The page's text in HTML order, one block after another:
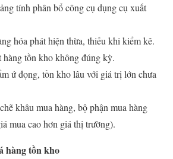
tính phân bổ công cụ dụng cụ xuất
hóa phát hiện thừa, thiếu khi kiểm kê.
hàng tồn kho không đúng kỳ.
ứ đọng, tồn kho lâu với giá trị lớn chưa
khâu mua hàng, bộ phận mua hàng
mua cao hơn giá thị trường).
hàng tồn kho